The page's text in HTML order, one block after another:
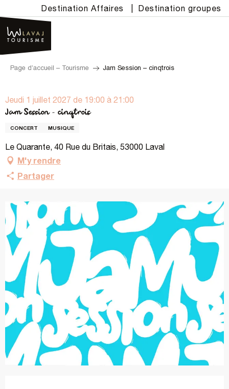
au
contenu
principal
Destination Affaires Destination groupes
Page d’accueil – Tourisme Jam Session – cinqtrois
Jeudi 1 juillet 2027 de 19:00 à 21:00
Jam Session – cinqtrois
CONCERT MUSIQUE
Le Quarante, 40 Rue du Britais, 53000 Laval
M'y rendre
Partager